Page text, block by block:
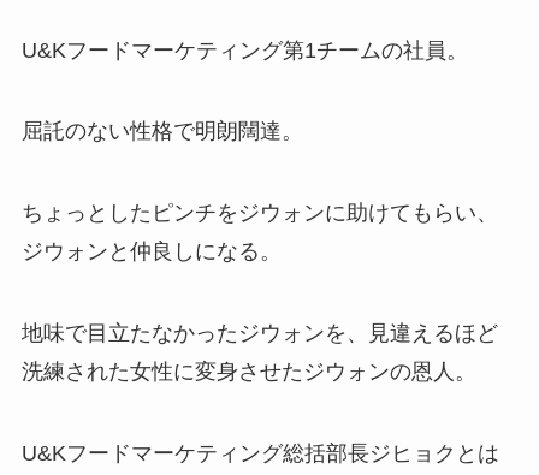
U&Kフードマーケティング第1チームの社員。
屈託のない性格で明朗闊達。
ちょっとしたピンチをジウォンに助けてもらい、
ジウォンと仲良しになる。
地味で目立たなかったジウォンを、見違えるほど
洗練された女性に変身させたジウォンの恩人。
U&Kフードマーケティング総括部長ジヒョクとは